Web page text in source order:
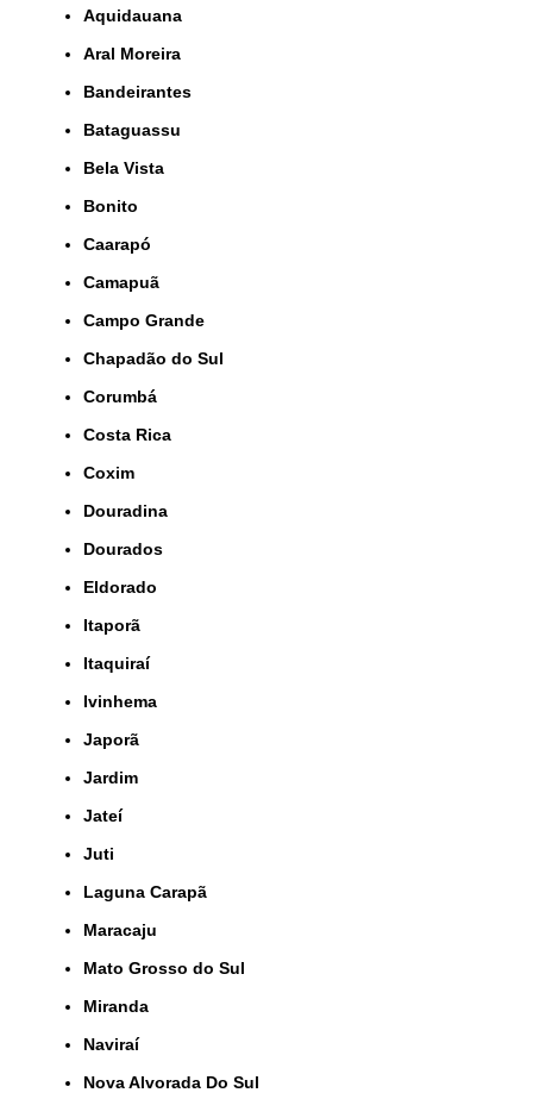
Aquidauana
Aral Moreira
Bandeirantes
Bataguassu
Bela Vista
Bonito
Caarapó
Camapuã
Campo Grande
Chapadão do Sul
Corumbá
Costa Rica
Coxim
Douradina
Dourados
Eldorado
Itaporã
Itaquiraí
Ivinhema
Japorã
Jardim
Jateí
Juti
Laguna Carapã
Maracaju
Mato Grosso do Sul
Miranda
Naviraí
Nova Alvorada Do Sul